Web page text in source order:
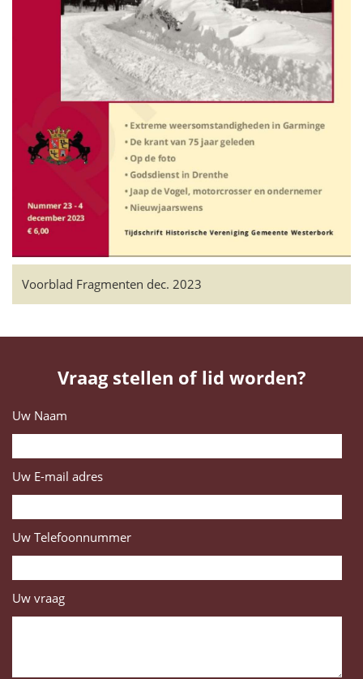
Voorblad Fragmenten dec. 2023
Vraag stellen of lid worden?
Uw Naam
Uw E-mail adres
Uw Telefoonnummer
Uw vraag